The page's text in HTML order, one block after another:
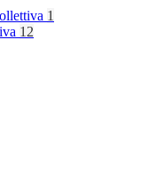
1
12